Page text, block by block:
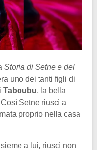
Storia di Setne e del
uno dei tanti figli di
Taboubu, la bella
Setne riuscì a
proprio nella casa
a lui, riuscì non